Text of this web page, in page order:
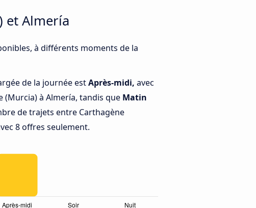
et Almería
à différents moments de la
de la journée estAprès-midi, avec
(Murcia) à Almería, tandis que Matin
de trajets entre Carthagène
8 offres seulement.